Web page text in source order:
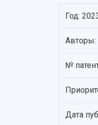
Год:
Авторы:
№
Дата